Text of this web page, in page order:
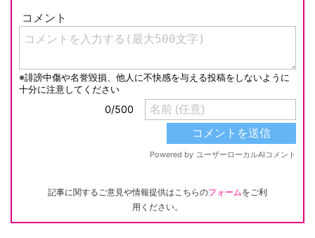
記事に関するご意見や情報提供はこちらのフォームをご利
用ください。